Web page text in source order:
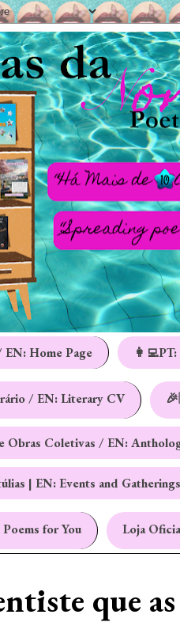
Home Page
/ EN: Literary CV
Obras Coletivas / EN:
| EN: Events and Gatherings
for You Loja
que